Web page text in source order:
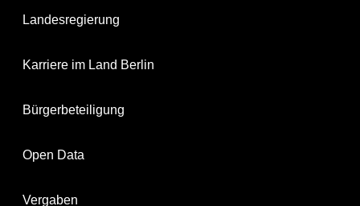
Landesregierung
Karriere im Land Berlin
Bürgerbeteiligung
Open Data
Vergaben